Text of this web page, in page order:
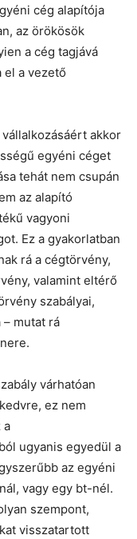
cég alapítója
az örökösök
a cég tagjává
el a vezető
akkor
egyéni céget
tehát nem csupán
az alapító
vagyoni
Ez a gyakorlatban
rá a cégtörvény,
valamint eltérő
szabályai,
mutat rá
várhatóan
ez nem
a
ugyanis egyedül a
az egyéni
vagy egy bt-nél.
szempont,
visszatartott